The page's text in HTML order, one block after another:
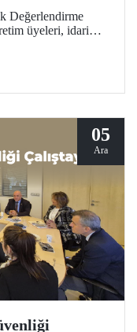
Değerlendirme
üyeleri, idari
EELISA’nın
05
Ara